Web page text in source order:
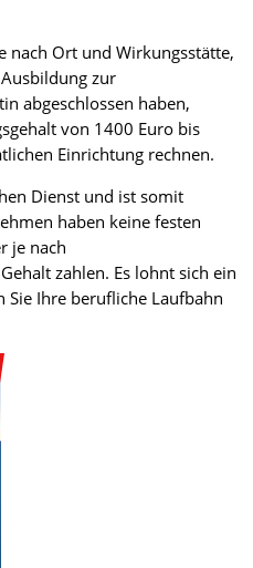
nach Ort und Wirkungsstätte,
zur
abgeschlossen haben,
von 1400 Euro bis
Einrichtung rechnen.
Dienst und ist somit
haben keine festen
je nach
zahlen. Es lohnt sich ein
Sie Ihre berufliche Laufbahn